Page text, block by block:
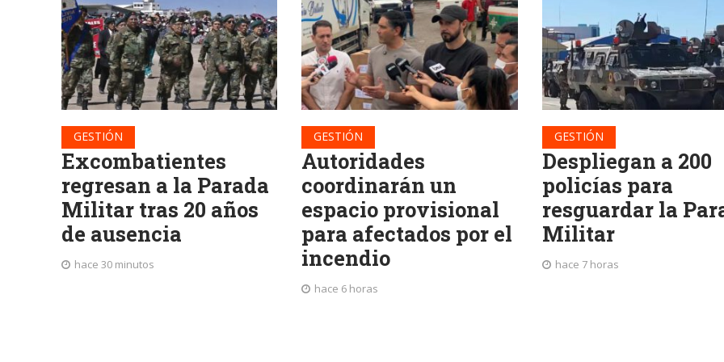
GESTIÓN
Excombatientes
regresan a la Parada
Militar tras 20 años
de ausencia
hace 30 minutos
GESTIÓN
Autoridades
coordinarán un
espacio provisional
para afectados por el
incendio
hace 6 horas
GESTIÓN
Despliegan a 200
policías para
resguardar la
Militar
hace 7 horas